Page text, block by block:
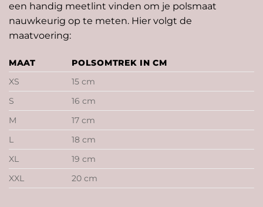
een handig meetlint vinden om je polsmaat
nauwkeurig op te meten. Hier volgt de
maatvoering:
MAAT
POLSOMTREK IN CM
XS
15 cm
S
16 cm
M
17 cm
L
18 cm
XL
19 cm
XXL
20 cm